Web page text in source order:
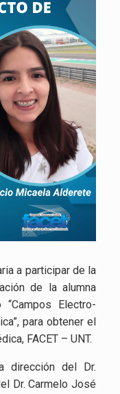
a participar de la
de la alumna
Electro-
para obtener el
FACET – UNT.
dirección del Dr.
Dr. Carmelo José